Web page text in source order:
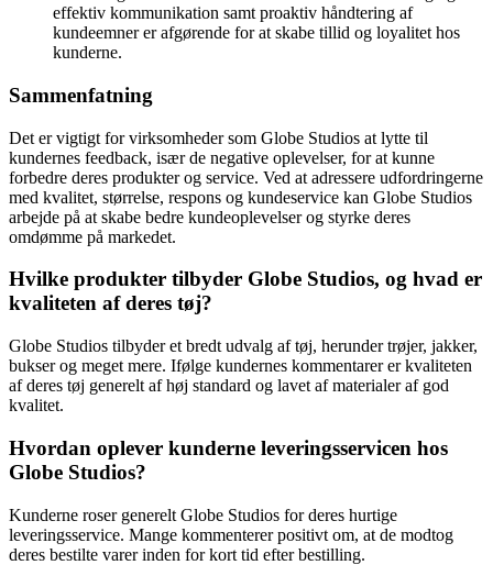
effektiv kommunikation samt proaktiv håndtering af
kundeemner er afgørende for at skabe tillid og loyalitet hos
kunderne.
Sammenfatning
Det er vigtigt for virksomheder som Globe Studios at lytte til
kundernes feedback, især de negative oplevelser, for at kunne
forbedre deres produkter og service. Ved at adressere udfordringerne
med kvalitet, størrelse, respons og kundeservice kan Globe Studios
arbejde på at skabe bedre kundeoplevelser og styrke deres
omdømme på markedet.
Hvilke produkter tilbyder Globe Studios, og hvad er
kvaliteten af deres tøj?
Globe Studios tilbyder et bredt udvalg af tøj, herunder trøjer, jakker,
bukser og meget mere. Ifølge kundernes kommentarer er kvaliteten
af deres tøj generelt af høj standard og lavet af materialer af god
kvalitet.
Hvordan oplever kunderne leveringsservicen hos
Globe Studios?
Kunderne roser generelt Globe Studios for deres hurtige
leveringsservice. Mange kommenterer positivt om, at de modtog
deres bestilte varer inden for kort tid efter bestilling.